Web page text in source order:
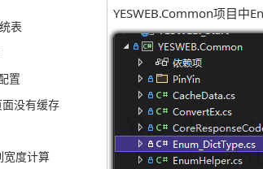
表
置
没有缓存
度计算
YESWEB.Common项目中